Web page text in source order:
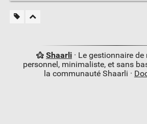
Shaarli· Le gestionnaire de
personnel, minimaliste, et sans
la communauté Shaarli ·